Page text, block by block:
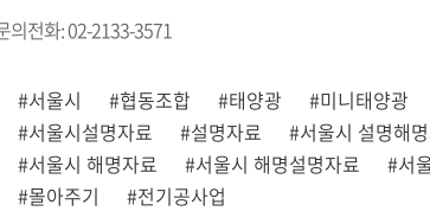
의전화: 02-2133-3571
사
관
련
태
그
#서울시 #협동조합 #태양광 #미니태양광
#서울시설명자료
#설명자료 #서울시 설명해
#서울시 해명자료
#서울시 해명설명자료 #서
#몰아주기
#전기공사업